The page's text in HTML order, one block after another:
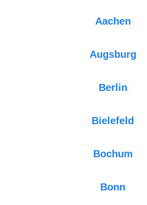
Aachen
Augsburg
Berlin
Bielefeld
Bochum
Bonn